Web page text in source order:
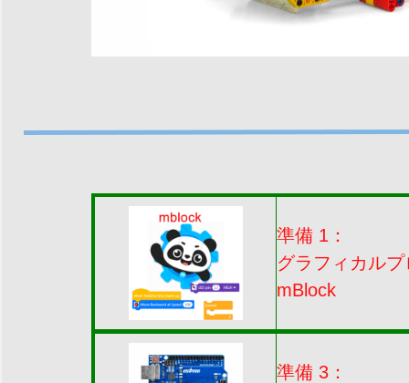
準備 1：
グラフィカル
mBlock
準備 3：